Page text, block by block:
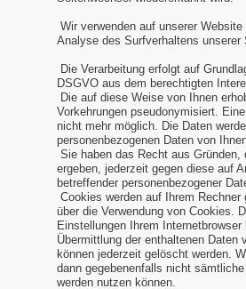
Wir verwenden auf unserer
Analyse des Surfverhaltens
Die Verarbeitung erfolgt auf
DSGVO aus dem berechtigten
Die auf diese Weise von Ihnen
Vorkehrungen pseudonymisiert.
nicht mehr möglich. Die Daten
personenbezogenen Daten von
Sie haben das Recht aus
ergeben, jederzeit gegen diese auf
betreffender personenbezogener
Cookies werden auf Ihrem
über die Verwendung von Cookies.
Einstellungen Ihrem
Übermittlung der enthaltenen
können jederzeit gelöscht werden.
dann gegebenenfalls nicht
werden nutzen können.